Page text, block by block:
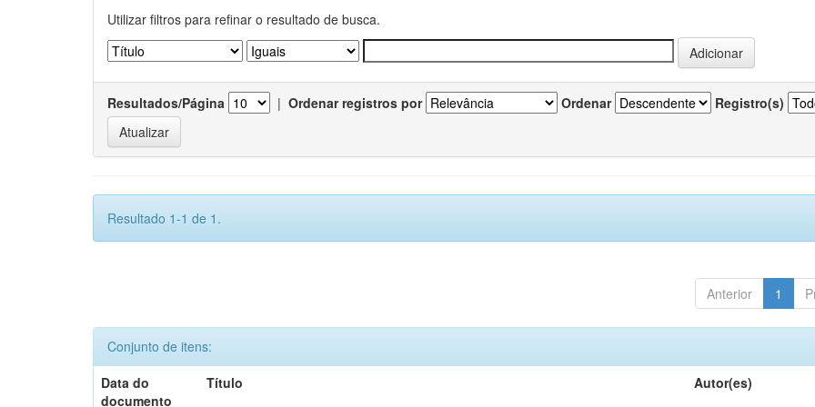
Utilizar filtros para refinar o resultado de busca.
Resultados/Página | Ordenar registros por Ordenar Registro(s)
Resultado 1-1 de 1.
Anterior 1
Conjunto de itens:
Data do
documento
Título Autor(es)